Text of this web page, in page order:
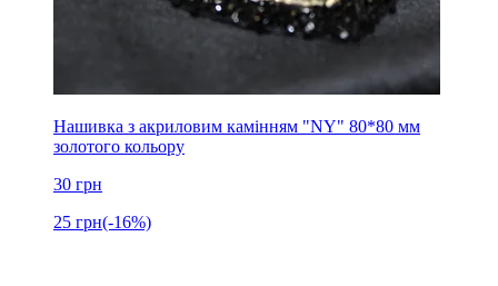
Нашивка з акриловим камінням "NY" 80*80 мм
золотого кольору
30 грн
25 грн(-16%)